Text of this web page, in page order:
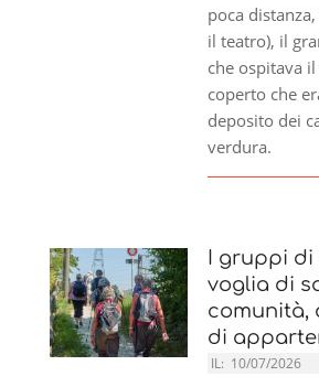
poca
il teatro), il
che ospitava
coperto che
deposito dei
verdura.
I gruppi
voglia di
comunità,
di
IL: 10/07/2026